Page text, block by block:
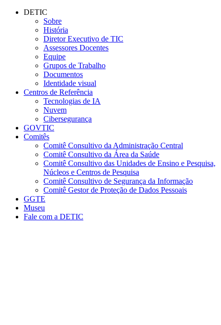
Conteúdo principal
DETIC
Sobre
História
Diretor Executivo de TIC
Assessores Docentes
Equipe
Grupos de Trabalho
Documentos
Identidade visual
Centros de Referência
Tecnologias de IA
Nuvem
Cibersegurança
GOVTIC
Comitês
Comitê Consultivo da Administração Central
Comitê Consultivo da Área da Saúde
Comitê Consultivo das Unidades de Ensino e Pesquisa,
Núcleos e Centros de Pesquisa
Comitê Consultivo de Segurança da Informação
Comitê Gestor de Proteção de Dados Pessoais
GGTE
Museu
Fale com a DETIC